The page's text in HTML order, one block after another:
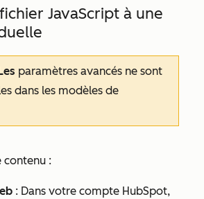
JavaScript à une
paramètres avancés ne sont
dans les modèles de
contenu :
: Dans votre compte HubSpot,